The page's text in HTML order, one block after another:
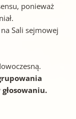
ponieważ
Sali sejmowej